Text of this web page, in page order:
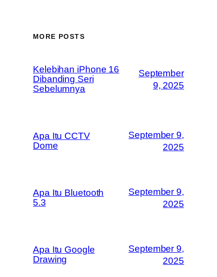
MORE POSTS
Kelebihan iPhone 16
Dibanding Seri
Sebelumnya
September
9, 2025
Apa Itu CCTV
Dome
September 9,
2025
Apa Itu Bluetooth
5.3
September 9,
2025
Apa Itu Google
Drawing
September 9,
2025